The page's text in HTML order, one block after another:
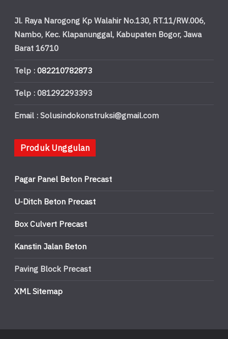
Jl. Raya Narogong Kp Walahir No.130, RT.11/RW.006,
Nambo, Kec. Klapanunggal, Kabupaten Bogor, Jawa
Barat 16710
Telp :082210782873
Telp : 081292293393
Email : Solusindokonstruksi@gmail.com
Produk Unggulan
Pagar Panel Beton Precast
U-Ditch Beton Precast
Box Culvert Precast
Kanstin Jalan Beton
Paving Block Precast
XML Sitemap